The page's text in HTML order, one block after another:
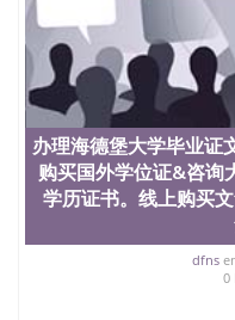
University）圣何塞州
University）圣何塞州
University）圣何塞州
University）圣何塞州
University）圣何塞州
University）圣何塞州
University）圣何塞州
University）圣何塞州
University）圣何塞州
University）圣何塞州
University）圣何塞州
University）圣何塞州
University）圣何塞州
University）圣何塞州
办理海德堡大学毕业
购买国外学位证&咨询
学历证书。线上购买
dfns
0